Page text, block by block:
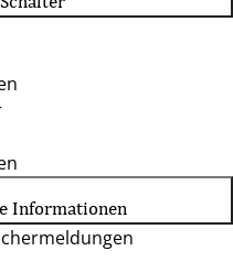
Informationen